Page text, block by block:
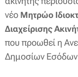
νέο Μητρώο
Διαχείρισης
που προωθεί η
Δημοσίων